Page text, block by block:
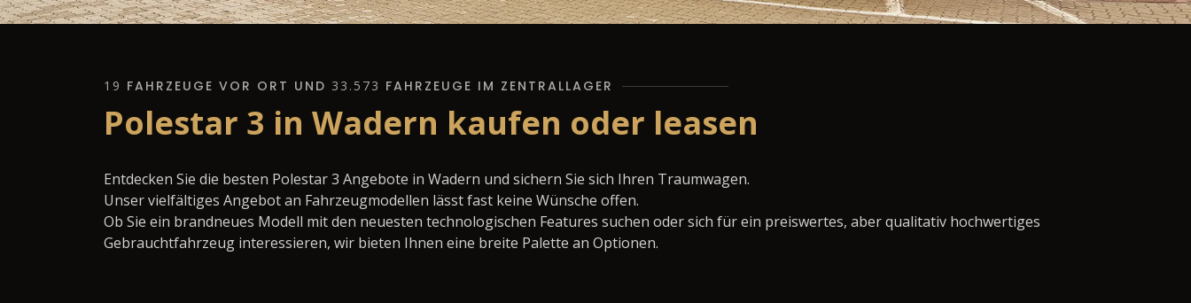
19 FAHRZEUGE VOR ORT UND 33.573 FAHRZEUGE IM ZENTRALLAGER
Polestar 3 in Wadern kaufen oder leasen
Entdecken Sie die besten Polestar 3 Angebote in Wadern und sichern Sie sich Ihren Traumwagen.
Unser vielfältiges Angebot an Fahrzeugmodellen lässt fast keine Wünsche offen.
Ob Sie ein brandneues Modell mit den neuesten technologischen Features suchen oder sich für ein preiswertes, aber qualitativ hochwertiges
Gebrauchtfahrzeug interessieren, wir bieten Ihnen eine breite Palette an Optionen.